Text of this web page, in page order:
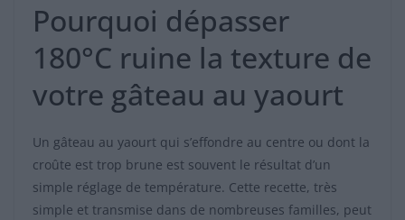
Pourquoi dépasser
180°C ruine la texture de
votre gâteau au yaourt
Un gâteau au yaourt qui s’effondre au centre ou dont la
croûte est trop brune est souvent le résultat d’un
simple réglage de température. Cette recette, très
simple et transmise dans de nombreuses familles, peut